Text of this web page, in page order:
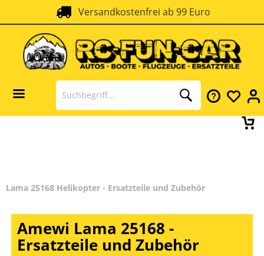
Versandkostenfrei ab 99 Euro
Lama 25168 Helikopter - Ersatzteile und Zubehör
Amewi Lama 25168 -
Ersatzteile und Zubehör